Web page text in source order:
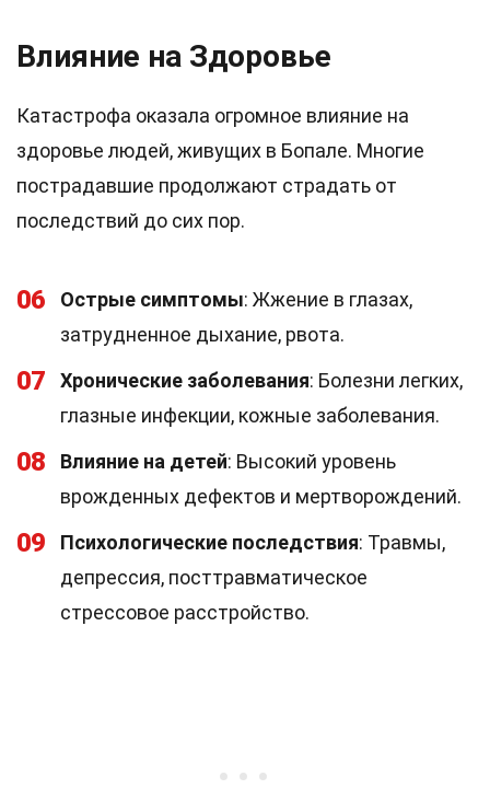
Влияние на Здоровье
Катастрофа оказала огромное влияние на
здоровье людей, живущих в Бопале. Многие
пострадавшие продолжают страдать от
последствий до сих пор.
06 Острые симптомы: Жжение в глазах,
затрудненное дыхание, рвота.
07 Хронические заболевания: Болезни легких,
глазные инфекции, кожные заболевания.
08 Влияние на детей: Высокий уровень
врожденных дефектов и мертворождений.
09 Психологические последствия: Травмы,
депрессия, посттравматическое
стрессовое расстройство.